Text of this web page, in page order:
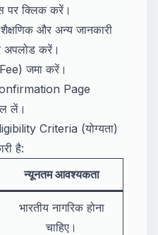
पर क्लिक करें।
और अन्य जानकारी
अपलोड करें।
जमा करें।
Page
लें।
Criteria (योग्यता)
है:
न्यूनतम आवश्यकता
भारतीय नागरिक होना
चाहिए।